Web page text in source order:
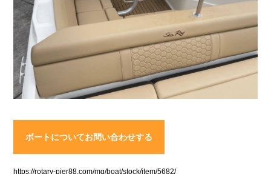
ボートについてお問い合わせする
https://rotary-pier88.com/mg/boat/stock/item/5682/